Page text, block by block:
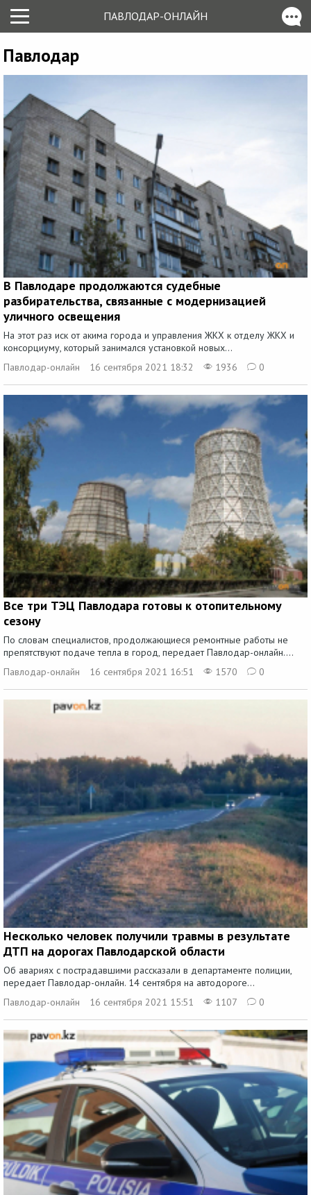
ПАВЛОДАР-ОНЛАЙН
Павлодар
В Павлодаре продолжаются судебные
разбирательства, связанные с модернизацией
уличного освещения
На этот раз иск от акима города и управления ЖКХ к отделу ЖКХ и
консорциуму, который занимался установкой новых...
Павлодар-онлайн
16 сентября 2021 18:32 1936 0
Все три ТЭЦ Павлодара готовы к отопительному
сезону
По словам специалистов, продолжающиеся ремонтные работы не
препятствуют подаче тепла в город, передает Павлодар-онлайн....
Павлодар-онлайн
16 сентября 2021 16:51 1570 0
Несколько человек получили травмы в результате
ДТП на дорогах Павлодарской области
Об авариях с пострадавшими рассказали в департаменте полиции,
передает Павлодар-онлайн. 14 сентября на автодороге...
Павлодар-онлайн
16 сентября 2021 15:51 1107 0